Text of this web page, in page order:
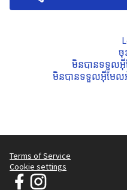
ចុ
មិនបានទទួល
មិនបានទទួលអ៊ីមែ
Terms of Service
Cookie settings
JT Manifesto - យុទ្ធនាការសម្លៀកបំ
JT Manifesto - យុទ្ធនាការសម្